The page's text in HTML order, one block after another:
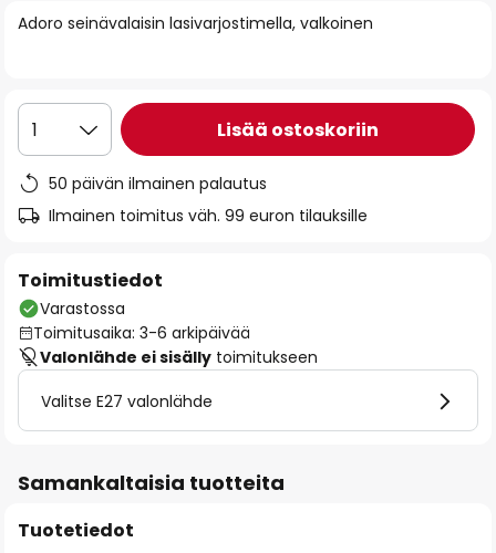
of
gallery
Adoro seinävalaisin lasivarjostimella, valkoinen
1 Lisää ostoskoriin
50 päivän ilmainen palautus
Ilmainen toimitus väh. 99 euron tilauksille
Toimitustiedot
Varastossa
Toimitusaika: 3-6 arkipäivää
Valonlähde ei sisälly toimitukseen
Valitse E27 valonlähde
Samankaltaisia tuotteita
Tuotetiedot